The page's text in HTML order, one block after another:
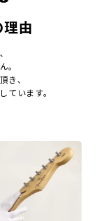
由
｡
き､
ています｡